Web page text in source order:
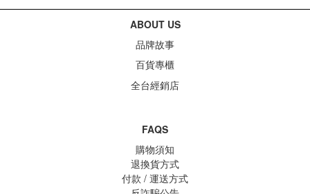
ABOUT US
品牌故事
百貨專櫃
全台經銷店
FAQS
購物須知
退換貨方式
付款 / 運送方式